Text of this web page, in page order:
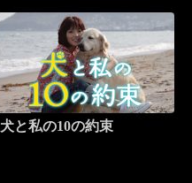
犬と私の10の約束